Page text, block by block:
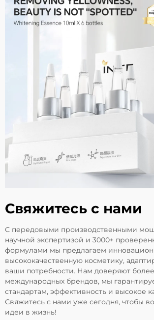
Свяжитесь с нами
С передовыми производственными
научной экспертизой и 3000+
формулами мы предлагаем
высококачественную косметику,
ваши потребности. Нам доверяют
международных брендов, мы
стандартам, эффективность и высокое
Свяжитесь с нами уже сегодня, чтобы
идеи в жизнь!